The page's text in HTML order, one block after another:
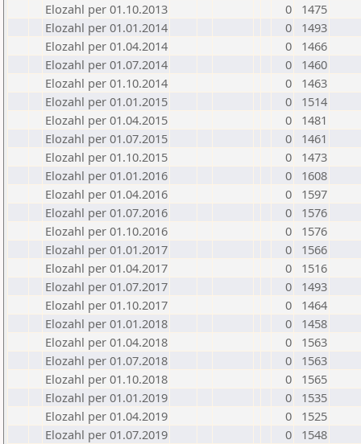
Elozahl per 01.10.2013
0
1475
Elozahl per 01.01.2014
0
1493
Elozahl per 01.04.2014
0
1466
Elozahl per 01.07.2014
0
1460
Elozahl per 01.10.2014
0
1463
Elozahl per 01.01.2015
0
1514
Elozahl per 01.04.2015
0
1481
Elozahl per 01.07.2015
0
1461
Elozahl per 01.10.2015
0
1473
Elozahl per 01.01.2016
0
1608
Elozahl per 01.04.2016
0
1597
Elozahl per 01.07.2016
0
1576
Elozahl per 01.10.2016
0
1576
Elozahl per 01.01.2017
0
1566
Elozahl per 01.04.2017
0
1516
Elozahl per 01.07.2017
0
1493
Elozahl per 01.10.2017
0
1464
Elozahl per 01.01.2018
0
1458
Elozahl per 01.04.2018
0
1563
Elozahl per 01.07.2018
0
1563
Elozahl per 01.10.2018
0
1565
Elozahl per 01.01.2019
0
1535
Elozahl per 01.04.2019
0
1525
Elozahl per 01.07.2019
0
1548